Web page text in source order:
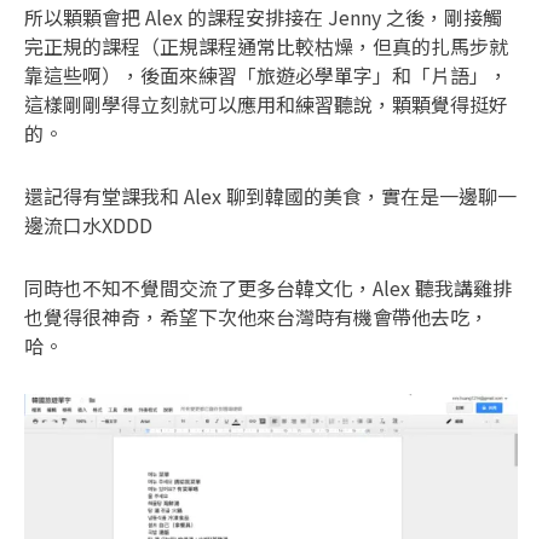
所以顆顆會把 Alex 的課程安排接在 Jenny 之後，剛接觸
完正規的課程（正規課程通常比較枯燥，但真的扎馬步就
靠這些啊），後面來練習「旅遊必學單字」和「片語」，
這樣剛剛學得立刻就可以應用和練習聽說，顆顆覺得挺好
的。
還記得有堂課我和 Alex 聊到韓國的美食，實在是一邊聊一
邊流口水XDDD
同時也不知不覺間交流了更多台韓文化，Alex 聽我講雞排
也覺得很神奇，希望下次他來台灣時有機會帶他去吃，
哈。